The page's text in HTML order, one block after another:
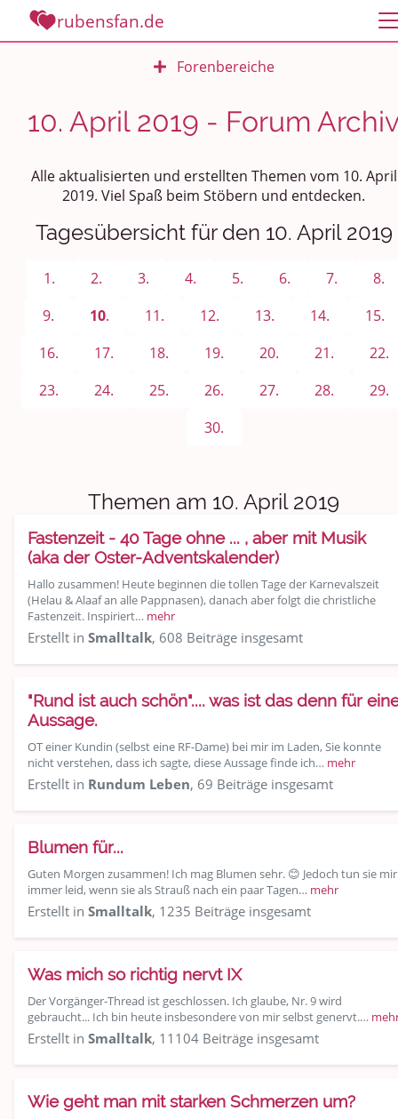
rubensfan.de
Forenbereiche
Rundum Leben
Smalltalk
Persönliches
Treffen und Stammtische
Ü100 Party - Fanecke
Gesundheit & Wellness
Sport & Freizeit
Kochen, Backen und Genießen
Anregungen und Support
Spiel, Spaß und Sinnlosigkeit
Gewicht reduzieren
10. April 2019 - Forum
Alle aktualisierten und erstellten Themen vom 10. April
2019. Viel Spaß beim Stöbern und entdecken.
Tagesübersicht für den 10. April 2019
1. 2. 3. 4. 5. 6. 7.
8.
9.
10. 11. 12. 13. 14.
15.
16.
17. 18. 19. 20. 21.
22.
23.
24. 25. 26. 27. 28.
29.
30.
Themen am 10. April 2019
Fastenzeit - 40 Tage ohne ... , aber mit Musik
(aka der Oster-Adventskalender)
Hallo zusammen! Heute beginnen die tollen Tage der Karnevalszeit
(Helau & Alaaf an alle Pappnasen), danach aber folgt die christliche
Fastenzeit. Inspiriert… mehr
Erstellt in Smalltalk, 608 Beiträge insgesamt
"Rund ist auch schön".... was ist das denn für
Aussage.
OT einer Kundin (selbst eine RF-Dame) bei mir im Laden, Sie konnte
nicht verstehen, dass ich sagte, diese Aussage finde ich… mehr
Erstellt in Rundum Leben, 69 Beiträge insgesamt
Blumen für...
Guten Morgen zusammen! Ich mag Blumen sehr. 😊 Jedoch tun sie mir
immer leid, wenn sie als Strauß nach ein paar Tagen… mehr
Erstellt in Smalltalk, 1235 Beiträge insgesamt
Was mich so richtig nervt IX
Der Vorgänger-Thread ist geschlossen. Ich glaube, Nr. 9 wird
gebraucht... Ich bin heute insbesondere von mir selbst genervt.…
Erstellt in Smalltalk, 11104 Beiträge insgesamt
Wie geht man mit starken Schmerzen um?